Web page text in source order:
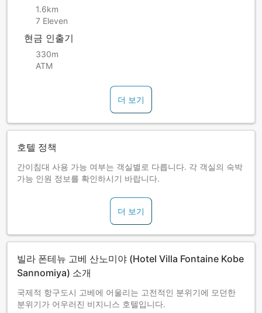
1.6km
7 Eleven
현금 인출기
330m
ATM
더 보기
호텔 정책
간이침대 사용 가능 여부는 객실별로 다릅니다. 각 객실의 숙박
가능 인원 정보를 확인하시기 바랍니다.
더 보기
빌라 폰테뉴 고베 산노미야 (Hotel Villa Fontaine Kobe
Sannomiya) 소개
국제적 항구도시 고베에 어울리는 고전적인 분위기에 모던한
분위기가 어우러진 비지니스 호텔입니다.